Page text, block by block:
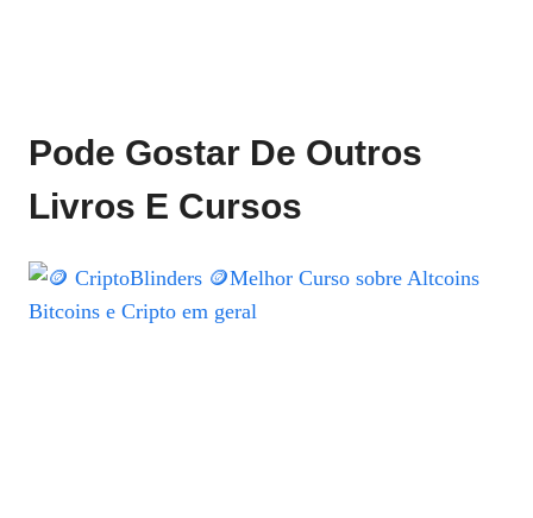
Pode Gostar De Outros
Livros E Cursos